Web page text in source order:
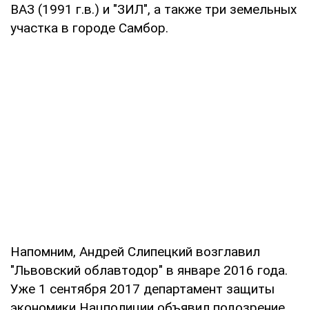
ВАЗ (1991 г.в.) и "ЗИЛ", а также три земельных
участка в городе Самбор.
Напомним, Андрей Слипецкий возглавил
"Львовский облавтодор" в январе 2016 года.
Уже 1 сентября 2017 департамент защиты